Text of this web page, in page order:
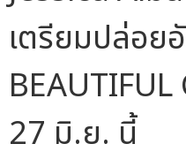
เตรียมปล่อย
27 มิ.ย. นี้